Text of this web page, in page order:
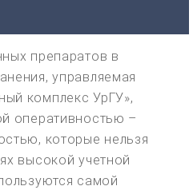
препаратов в
управляемая
комплекс УрГУ»,
оперативностью –
которые нельзя
высокой учетной
самой